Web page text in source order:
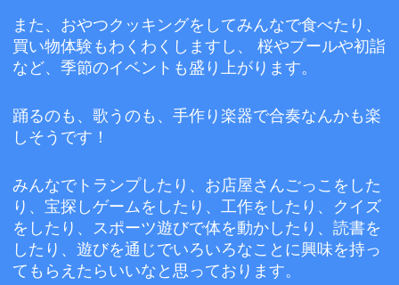
また、おやつクッキングをしてみんなで食べたり、
買い物体験もわくわくしますし、 桜やプールや初詣
など、季節のイベントも盛り上がります。
踊るのも、歌うのも、手作り楽器で合奏なんかも楽
しそうです！
みんなでトランプしたり、お店屋さんごっこをした
り、宝探しゲームをしたり、工作をしたり、クイズ
をしたり、スポーツ遊びで体を動かしたり、読書を
したり、遊びを通じでいろいろなことに興味を持っ
てもらえたらいいなと思っております。